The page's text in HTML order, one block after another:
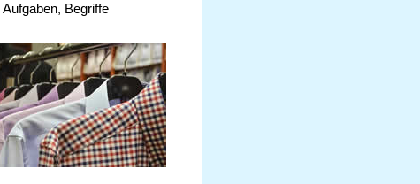
Aufgaben, Begriffe